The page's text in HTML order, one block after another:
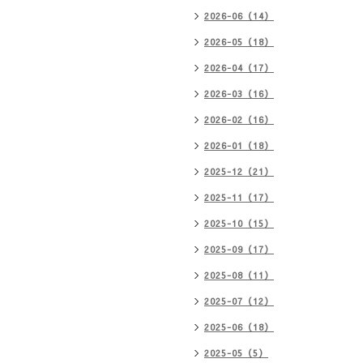
2026-06（14）
2026-05（18）
2026-04（17）
2026-03（16）
2026-02（16）
2026-01（18）
2025-12（21）
2025-11（17）
2025-10（15）
2025-09（17）
2025-08（11）
2025-07（12）
2025-06（18）
2025-05（5）